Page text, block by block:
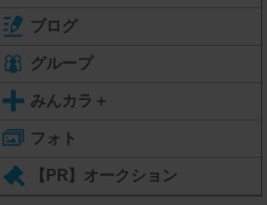
ブログ
グループ
みんカラ＋
フォト
【PR】オークション